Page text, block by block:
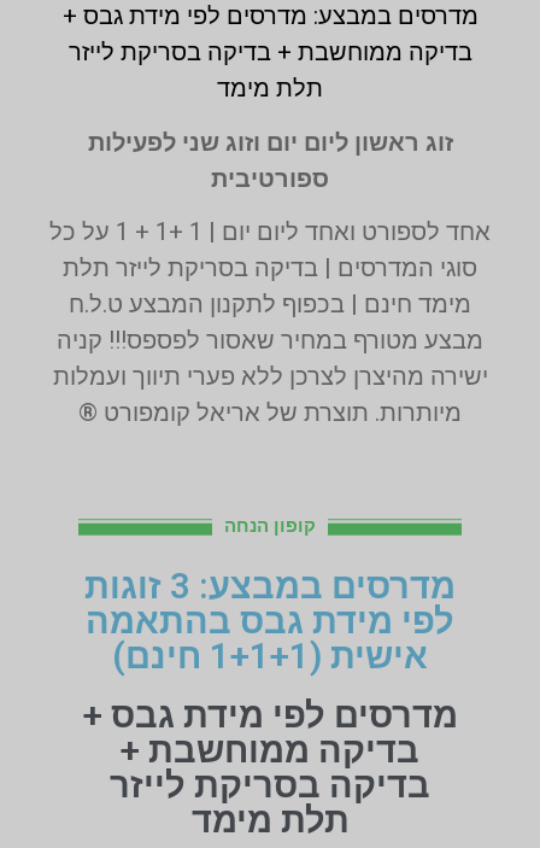
מדרסים במבצע: מדרסים לפי מידת גבס +
בדיקה ממוחשבת + בדיקה בסריקת לייזר
תלת מימד
זוג ראשון ליום יום וזוג שני לפעילות
ספורטיבית
אחד לספורט ואחד ליום יום | 1 +1 + 1 על כל
סוגי המדרסים | בדיקה בסריקת לייזר תלת
מימד חינם | בכפוף לתקנון המבצע ט.ל.ח
מבצע מטורף במחיר שאסור לפספס!!! קניה
ישירה מהיצרן לצרכן ללא פערי תיווך ועמלות
מיותרות. תוצרת של אריאל קומפורט ®
קופון הנחה
מדרסים במבצע: 3 זוגות
לפי מידת גבס בהתאמה
אישית (1+1+1 חינם)
מדרסים לפי מידת גבס +
בדיקה ממוחשבת +
בדיקה בסריקת לייזר
תלת מימד